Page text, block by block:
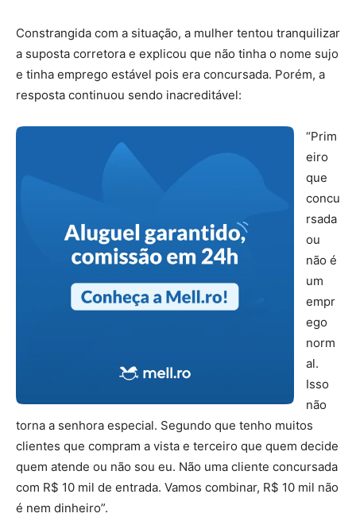
Constrangida com a situação, a mulher tentou tranquilizar
a suposta corretora e explicou que não tinha o nome sujo
e tinha emprego estável pois era concursada. Porém, a
resposta continuou sendo inacreditável:
“Prim
eiro
que
concu
rsada
ou
não é
um
empr
ego
norm
al.
Isso
não
torna a senhora especial. Segundo que tenho muitos
clientes que compram a vista e terceiro que quem decide
quem atende ou não sou eu. Não uma cliente concursada
com R$ 10 mil de entrada. Vamos combinar, R$ 10 mil não
é nem dinheiro”.